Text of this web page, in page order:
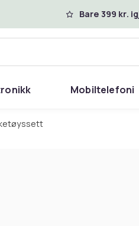
Bare 399 kr.
Mobiltelefoni